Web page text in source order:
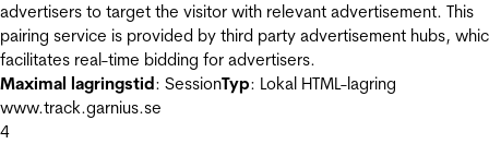
advertisers to target the visitor with relevant advertisement. This
pairing service is provided by third party advertisement hubs,
facilitates real-time bidding for advertisers.
Maximal lagringstid: SessionTyp: Lokal HTML-lagring
www.track.garnius.se
4